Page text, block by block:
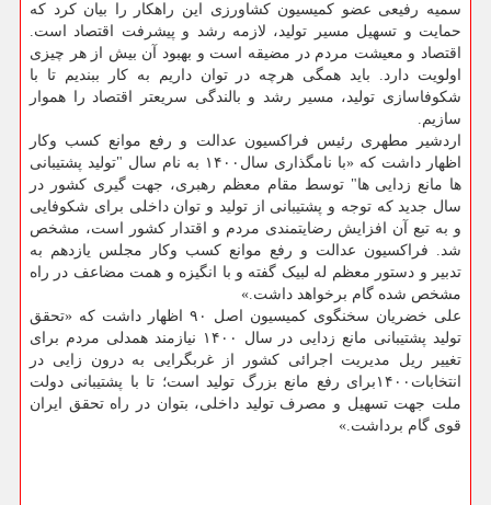
سمیه رفیعی عضو کمیسیون کشاورزی این راهکار را بیان کرد که
حمایت و تسهیل مسیر تولید، لازمه رشد و پیشرفت اقتصاد است.
اقتصاد و معیشت مردم در مضیقه است و بهبود آن بیش از هر چیزی
اولویت دارد. باید همگی هرچه در توان داریم به کار ببندیم تا با
شکوفاسازی تولید، مسیر رشد و بالندگی سریعتر اقتصاد را هموار
سازیم.
اردشیر مطهری رئیس فراکسیون عدالت و رفع موانع کسب وکار
اظهار داشت که «با نامگذاری سال۱۴۰۰ به نام سال "تولید پشتیبانی
ها مانع زدایی ها" توسط مقام معظم رهبری، جهت گیری کشور در
سال جدید که توجه و پشتیبانی از تولید و توان داخلی برای شکوفایی
و به تبع آن افزایش رضایتمندی مردم و اقتدار کشور است، مشخص
شد. فراکسیون عدالت و رفع موانع کسب وکار مجلس یازدهم به
تدبیر و دستور معظم له لبیک گفته و با انگیزه و همت مضاعف در راه
مشخص شده گام برخواهد داشت.»
علی خضریان سخنگوی کمیسیون اصل ۹۰ اظهار داشت که «تحقق
تولید پشتیبانی مانع زدایی در سال ۱۴۰۰ نیازمند همدلی مردم برای
تغییر ریل مدیریت اجرائی کشور از غربگرایی به درون زایی در
انتخابات۱۴۰۰برای رفع مانع بزرگ تولید است؛ تا با پشتیبانی دولت
ملت جهت تسهیل و مصرف تولید داخلی، بتوان در راه تحقق ایران
قوی گام برداشت.»